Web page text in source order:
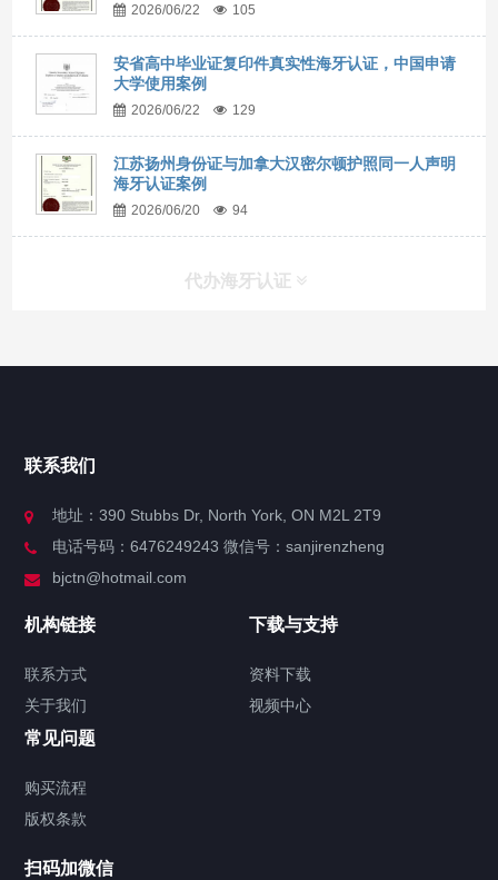
2026/06/22 105
安省高中毕业证复印件真实性海牙认证，中国申请
大学使用案例
2026/06/22 129
江苏扬州身份证与加拿大汉密尔顿护照同一人声明
海牙认证案例
2026/06/20 94
代办海牙认证
服务分类
签署类文件海牙认证程序费用
视频中心
联系我们
地址：390 Stubbs Dr, North York, ON M2L 2T9
电话号码：6476249243 微信号：sanjirenzheng
bjctn@hotmail.com
机构链接
联系方式
关于我们
下载与支持
资料下载
视频中心
常见问题
购买流程
版权条款
扫码加微信